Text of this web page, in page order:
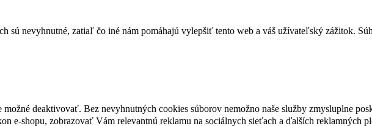
sú nevyhnutné, zatiaľ čo iné nám pomáhajú vylepšiť tento web a váš užívateľský zážitok.
možné deaktivovať. Bez nevyhnutných cookies súborov nemožno naše služby zmysluplne
e-shopu, zobrazovať Vám relevantnú reklamu na sociálnych sieťach a ďalších reklamných